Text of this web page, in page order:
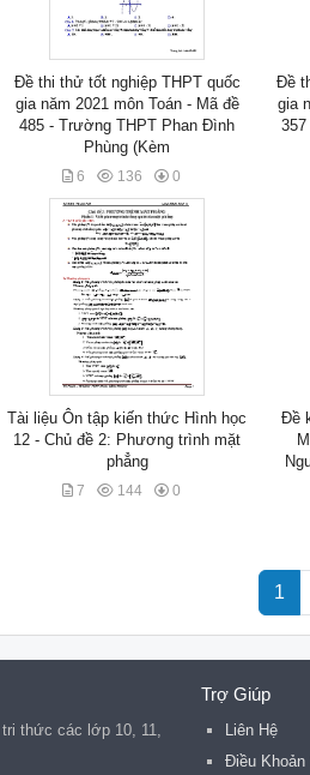
Đề thi thử tốt nghiệp THPT quốc
gia năm 2021 môn Toán - Mã đề
485 - Trường THPT Phan Đình
Phùng (Kèm
6 136 0
Đề
gia
Tài liệu Ôn tập kiến thức Hình học
12 - Chủ đề 2: Phương trình mặt
phẳng
7 144 0
Đề
1
thức các lớp 10, 11,
Trợ Giúp
Liên Hệ
Điều Khoản